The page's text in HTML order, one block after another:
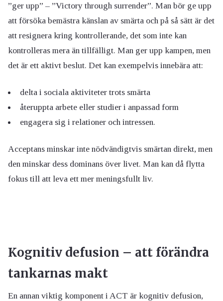
”ger upp” – ”Victory through surrender”. Man bör ge upp
att försöka bemästra känslan av smärta och på så sätt är det
att resignera kring kontrollerande, det som inte kan
kontrolleras mera än tillfälligt. Man ger upp kampen, men
det är ett aktivt beslut. Det kan exempelvis innebära att:
delta i sociala aktiviteter trots smärta
återuppta arbete eller studier i anpassad form
engagera sig i relationer och intressen.
Acceptans minskar inte nödvändigtvis smärtan direkt, men
den minskar dess dominans över livet. Man kan då flytta
fokus till att leva ett mer meningsfullt liv.
Kognitiv defusion – att förändra
tankarnas makt
En annan viktig komponent i ACT är kognitiv defusion,